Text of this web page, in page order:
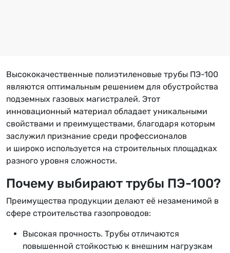
Высококачественные полиэтиленовые трубы ПЭ-100
являются оптимальным решением для обустройства
подземных газовых магистралей. Этот
инновационный материал обладает уникальными
свойствами и преимуществами, благодаря которым
заслужил признание среди профессионалов
и широко используется на строительных площадках
разного уровня сложности.
Почему выбирают трубы ПЭ-100?
Преимущества продукции делают её незаменимой в
сфере строительства газопроводов:
Высокая прочность. Трубы отличаются
повышенной стойкостью к внешним нагрузкам